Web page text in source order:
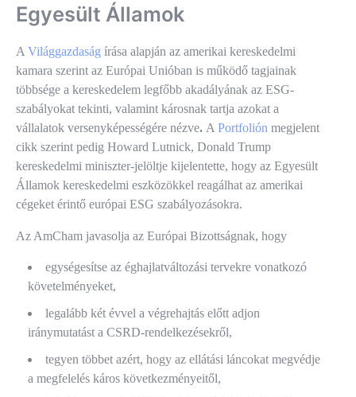
Egyesült Államok
A Világgazdaság írása alapján az amerikai kereskedelmi
kamara szerint az Európai Unióban is működő tagjainak
többsége a kereskedelem legfőbb akadályának az ESG-
szabályokat tekinti, valamint károsnak tartja azokat a
vállalatok versenyképességére nézve. A Portfolión megjelent
cikk szerint pedig Howard Lutnick, Donald Trump
kereskedelmi miniszter-jelöltje kijelentette, hogy az Egyesült
Államok kereskedelmi eszközökkel reagálhat az amerikai
cégeket érintő európai ESG szabályozásokra.
Az AmCham javasolja az Európai Bizottságnak, hogy
egységesítse az éghajlatváltozási tervekre vonatkozó
követelményeket,
legalább két évvel a végrehajtás előtt adjon
iránymutatást a CSRD-rendelkezésekről,
tegyen többet azért, hogy az ellátási láncokat megvédje
a megfelelés káros következményeitől,